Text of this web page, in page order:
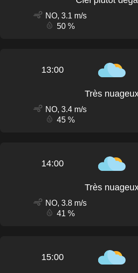
NO, 3.1 m/s
50 %
13:00
Très
NO, 3.4 m/s
45 %
14:00
Très
NO, 3.8 m/s
41 %
15:00